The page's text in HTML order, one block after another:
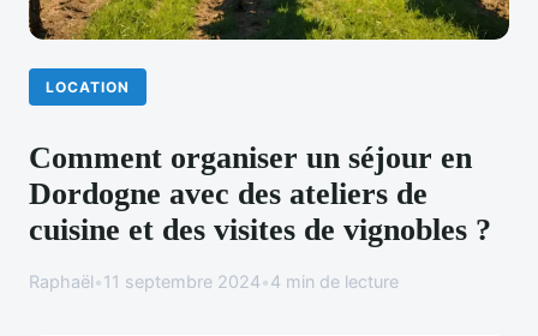
LOCATION
Comment organiser un séjour en
Dordogne avec des ateliers de
cuisine et des visites de vignobles ?
Raphaël•11 septembre 2024•4 min de lecture